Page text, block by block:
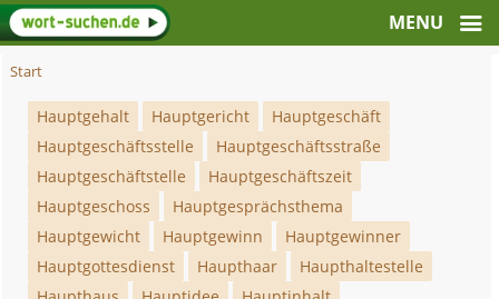
Start
Hauptgehalt Hauptgericht
Hauptgeschäft
Hauptgeschäftsstelle
Hauptgeschäftsstraße
Hauptgeschäftstelle
Hauptgeschäftszeit
Hauptgeschoss
Hauptgesprächsthema
Hauptgewicht
Hauptgewinn
Hauptgewinner
Hauptgottesdienst
Haupthaar
Haupthaltestelle